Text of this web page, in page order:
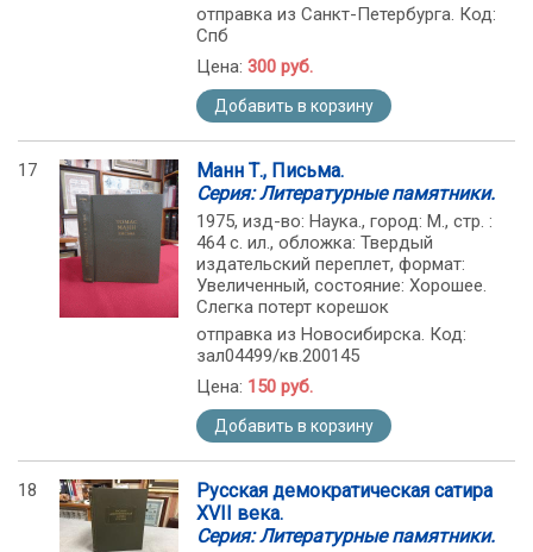
отправка из Санкт-Петербурга. Код:
Спб
Цена: 300 руб.
Добавить в корзину
17
Манн Т., Письма.
Серия: Литературные памятники.
1975, изд-во: Наука., город: М., стр. :
464 с. ил., обложка: Твердый
издательский переплет, формат:
Увеличенный, состояние: Хорошее.
Слегка потерт корешок
отправка из Новосибирска. Код:
зал04499/кв.200145
Цена: 150 руб.
Добавить в корзину
18
Русская демократическая сатира
XVII века.
Серия: Литературные памятники.